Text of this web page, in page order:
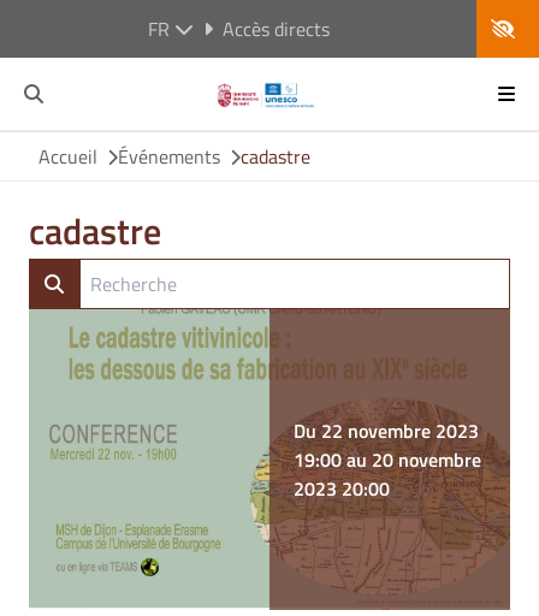
FR Accès directs
Accueil Événements cadastre
cadastre
Du 22 novembre 2023
19:00 au 20 novembre
2023 20:00